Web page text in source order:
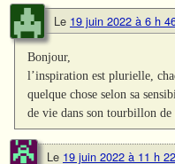
Le 19 juin 2022 à 6 h
Bonjour,
l’inspiration est plurielle,
quelque chose selon sa
de vie dans son tourbillon de
Le 19 juin 2022 à 11 h